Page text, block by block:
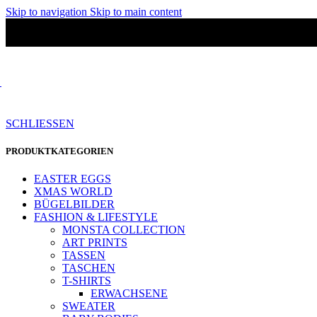
Skip to navigation Skip to main content
SCHLIESSEN
PRODUKTKATEGORIEN
EASTER EGGS
XMAS WORLD
BÜGELBILDER
FASHION & LIFESTYLE
MONSTA COLLECTION
ART PRINTS
TASSEN
TASCHEN
T-SHIRTS
ERWACHSENE
SWEATER